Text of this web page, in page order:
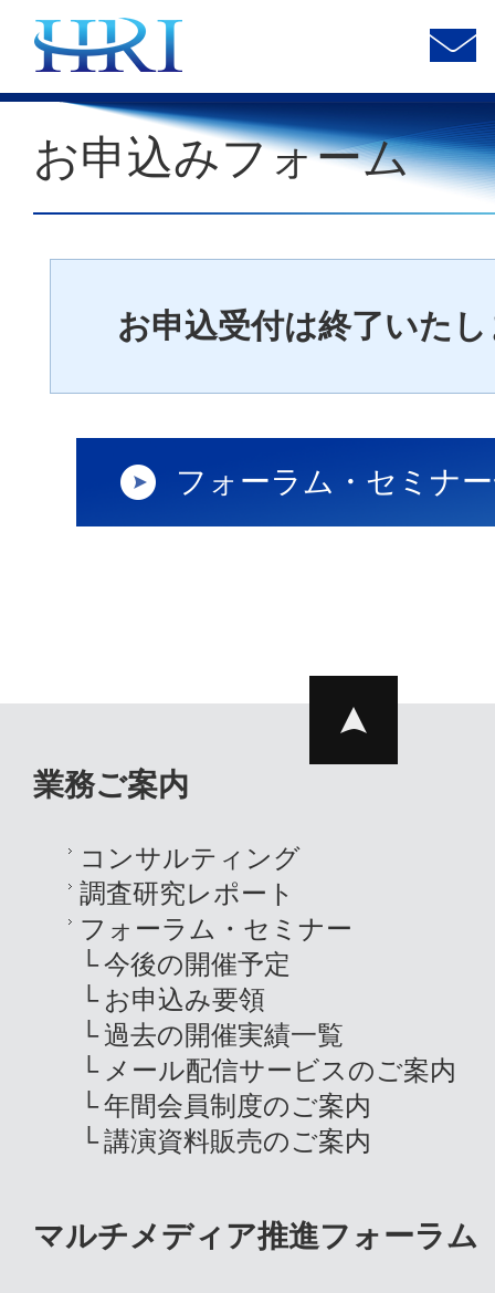
お申込みフォーム
お申込受付は終了いた
フォーラム・セミナ
業務ご案内
コンサルティング
調査研究レポート
フォーラム・セミナー
今後の開催予定
お申込み要領
過去の開催実績一覧
メール配信サービスのご案内
年間会員制度のご案内
講演資料販売のご案内
マルチメディア推進フォーラム